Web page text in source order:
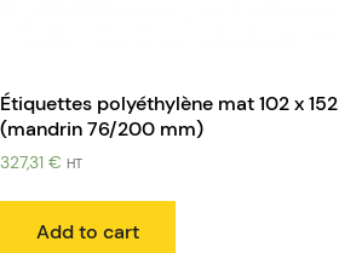
Étiquettes polyéthylène mat 102 x 152
(mandrin 76/200 mm)
327,31 € HT
Add to cart